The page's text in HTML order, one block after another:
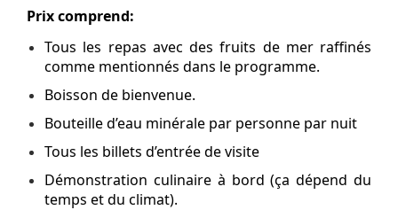
Prix comprend:
Tous les repas avec des fruits de mer raffinés
comme mentionnés dans le programme.
Boisson de bienvenue.
Bouteille d’eau minérale par personne par nuit
Tous les billets d’entrée de visite
Démonstration culinaire à bord (ça dépend du
temps et du climat).